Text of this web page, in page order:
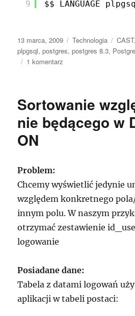
9
$$ LANGUAGE
Data
publikacji
13 marca, 2009 Kategorie
Technologia Tagi
CAST
plpgsql,postgres,postgres 8.3,
1 komentarz
zgodność
danych
Sortowanie
nie będącego w
ON
Problem:
Chcemy wyświetlić jedynie
względem konkretnego
innym polu. W naszym
otrzymać zestawienie
logowanie
Posiadane dane:
Tabela z datami logowań
aplikacji w tabeli postaci: